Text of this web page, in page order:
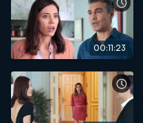
00:11:23